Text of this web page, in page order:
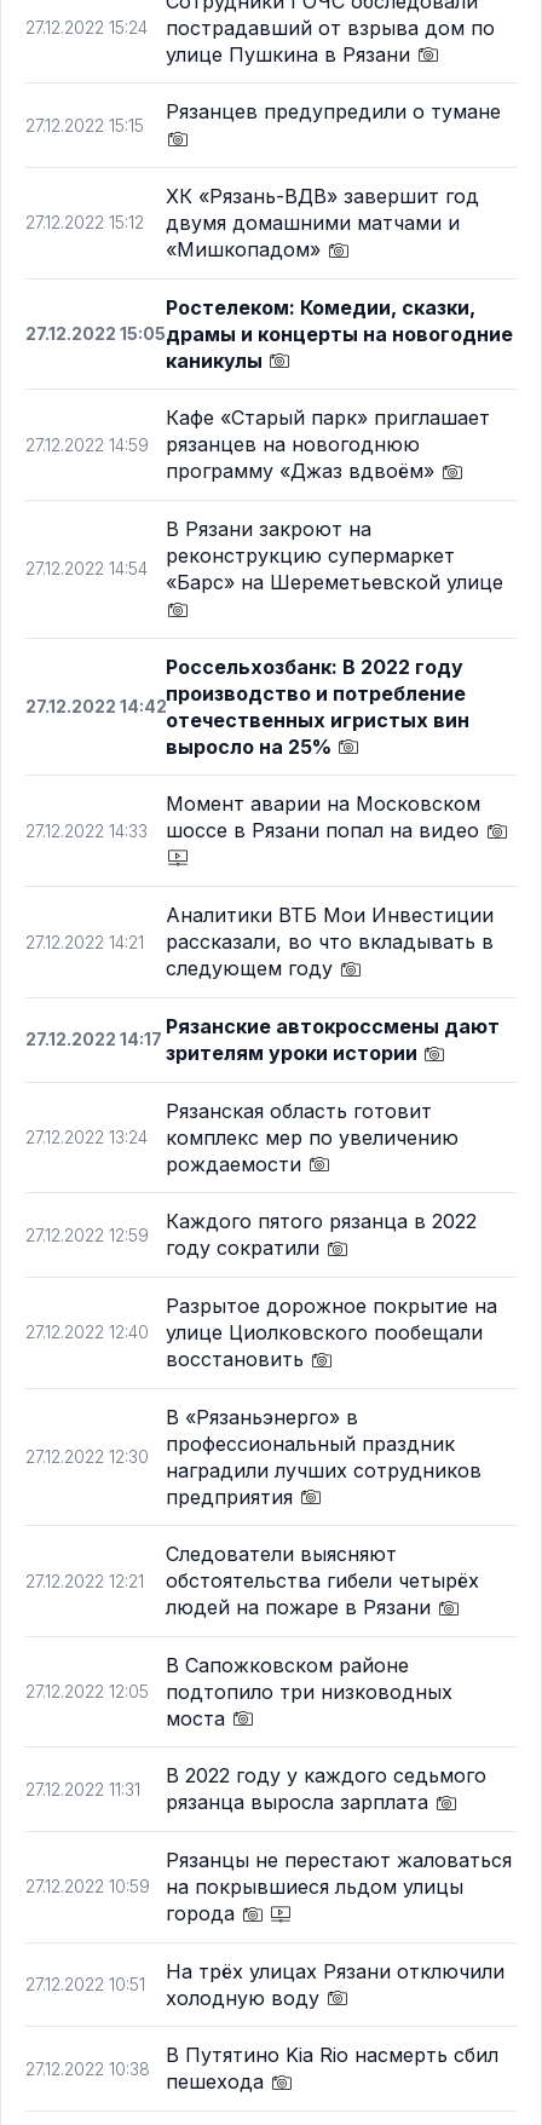
27.12.2022 15:24
пострадавший от взрыва дом по
улице Пушкина в Рязани
27.12.2022 15:15
Рязанцев предупредили о тумане
27.12.2022 15:12
ХК «Рязань-ВДВ» завершит год
двумя домашними матчами и
«Мишкопадом»
27.12.2022 15:05
Ростелеком: Комедии, сказки,
драмы и концерты на новогодние
каникулы
27.12.2022 14:59
Кафе «Старый парк» приглашает
рязанцев на новогоднюю
программу «Джаз вдвоём»
27.12.2022 14:54
В Рязани закроют на
реконструкцию супермаркет
«Барс» на Шереметьевской улице
27.12.2022 14:42
Россельхозбанк: В 2022 году
производство и потребление
отечественных игристых вин
выросло на 25%
27.12.2022 14:33
Момент аварии на Московском
шоссе в Рязани попал на видео
27.12.2022 14:21
Аналитики ВТБ Мои Инвестиции
рассказали, во что вкладывать в
следующем году
27.12.2022 14:17
Рязанские автокроссмены дают
зрителям уроки истории
27.12.2022 13:24
Рязанская область готовит
комплекс мер по увеличению
рождаемости
27.12.2022 12:59
Каждого пятого рязанца в 2022
году сократили
27.12.2022 12:40
Разрытое дорожное покрытие на
улице Циолковского пообещали
восстановить
27.12.2022 12:30
В «Рязаньэнерго» в
профессиональный праздник
наградили лучших сотрудников
предприятия
27.12.2022 12:21
Следователи выясняют
обстоятельства гибели четырёх
людей на пожаре в Рязани
27.12.2022 12:05
В Сапожковском районе
подтопило три низководных
моста
27.12.2022 11:31
В 2022 году у каждого седьмого
рязанца выросла зарплата
27.12.2022 10:59
Рязанцы не перестают жаловаться
на покрывшиеся льдом улицы
города
27.12.2022 10:51
На трёх улицах Рязани отключили
холодную воду
27.12.2022 10:38
В Путятино Kia Rio насмерть сбил
пешехода